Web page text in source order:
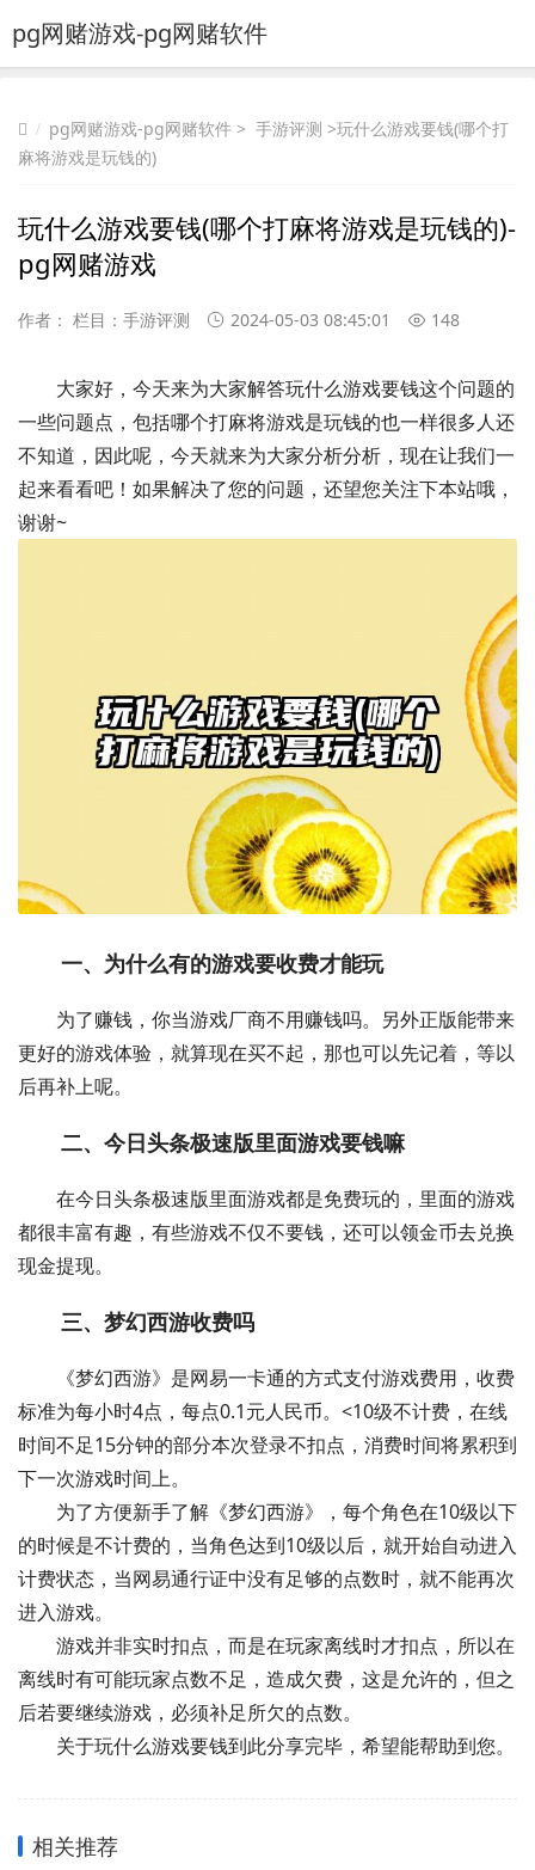
pg网赌游戏-pg网赌软件
pg网赌游戏-pg网赌软件 > 手游评测 >玩什么游戏要钱(哪个打
麻将游戏是玩钱的)
玩什么游戏要钱(哪个打麻将游戏是玩钱的)-
pg网赌游戏
作者： 栏目： 手游评测 2024-05-03 08:45:01 148
大家好，今天来为大家解答玩什么游戏要钱这个问题的
一些问题点，包括哪个打麻将游戏是玩钱的也一样很多人还
不知道，因此呢，今天就来为大家分析分析，现在让我们一
起来看看吧！如果解决了您的问题，还望您关注下本站哦，
谢谢~
一、为什么有的游戏要收费才能玩
为了赚钱，你当游戏厂商不用赚钱吗。另外正版能带来
更好的游戏体验，就算现在买不起，那也可以先记着，等以
后再补上呢。
二、今日头条极速版里面游戏要钱嘛
在今日头条极速版里面游戏都是免费玩的，里面的游戏
都很丰富有趣，有些游戏不仅不要钱，还可以领金币去兑换
现金提现。
三、梦幻西游收费吗
《梦幻西游》是网易一卡通的方式支付游戏费用，收费
标准为每小时4点，每点0.1元人民币。<10级不计费，在线
时间不足15分钟的部分本次登录不扣点，消费时间将累积到
下一次游戏时间上。
为了方便新手了解《梦幻西游》，每个角色在10级以下
的时候是不计费的，当角色达到10级以后，就开始自动进入
计费状态，当网易通行证中没有足够的点数时，就不能再次
进入游戏。
游戏并非实时扣点，而是在玩家离线时才扣点，所以在
离线时有可能玩家点数不足，造成欠费，这是允许的，但之
后若要继续游戏，必须补足所欠的点数。
关于玩什么游戏要钱到此分享完毕，希望能帮助到您。
相关推荐